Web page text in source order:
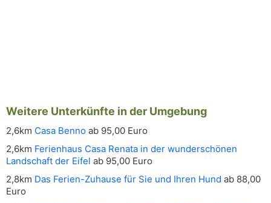
Weitere Unterkünfte in der Umgebung
2,6km Casa Benno ab 95,00 Euro
2,6km Ferienhaus Casa Renata in der wunderschönen
Landschaft der Eifel ab 95,00 Euro
2,8km Das Ferien-Zuhause für Sie und Ihren Hund ab 88,00
Euro